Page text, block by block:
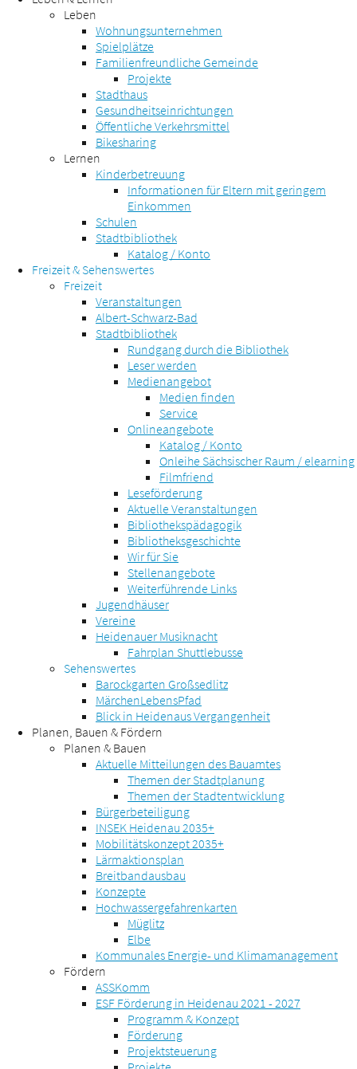
Leben
Wohnungsunternehmen
Spielplätze
Familienfreundliche Gemeinde
Projekte
Stadthaus
Gesundheitseinrichtungen
Öffentliche Verkehrsmittel
Bikesharing
Lernen
Kinderbetreuung
Informationen für Eltern mit geringem
Einkommen
Schulen
Stadtbibliothek
Katalog / Konto
Freizeit & Sehenswertes
Freizeit
Veranstaltungen
Albert-Schwarz-Bad
Stadtbibliothek
Rundgang durch die Bibliothek
Leser werden
Medienangebot
Medien finden
Service
Onlineangebote
Katalog / Konto
Onleihe Sächsischer Raum / elearning
Filmfriend
Leseförderung
Aktuelle Veranstaltungen
Bibliothekspädagogik
Bibliotheksgeschichte
Wir für Sie
Stellenangebote
Weiterführende Links
Jugendhäuser
Vereine
Heidenauer Musiknacht
Fahrplan Shuttlebusse
Sehenswertes
Barockgarten Großsedlitz
MärchenLebensPfad
Blick in Heidenaus Vergangenheit
Planen, Bauen & Fördern
Planen & Bauen
Aktuelle Mitteilungen des Bauamtes
Themen der Stadtplanung
Themen der Stadtentwicklung
Bürgerbeteiligung
INSEK Heidenau 2035+
Mobilitätskonzept 2035+
Lärmaktionsplan
Breitbandausbau
Konzepte
Hochwassergefahrenkarten
Müglitz
Elbe
Kommunales Energie- und Klimamanagement
Fördern
ASSKomm
ESF Förderung in Heidenau 2021 - 2027
Programm & Konzept
Förderung
Projektsteuerung